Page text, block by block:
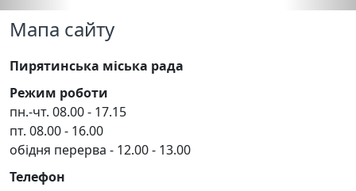
Мапа сайту
Пирятинська міська рада
Режим роботи
пн.-чт. 08.00 - 17.15
пт. 08.00 - 16.00
обідня перерва - 12.00 - 13.00
Телефон